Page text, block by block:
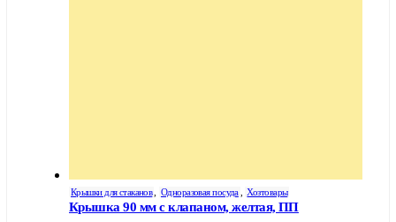
Крышки для стаканов Одноразовая посуда Хозтовары
Крышка 90 мм с клапаном, желтая, ПП